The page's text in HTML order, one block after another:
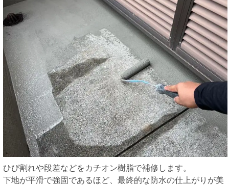
ひび割れや段差などをカチオン樹脂で補修します。
下地が平滑で強固であるほど、最終的な防水の仕上がりが美